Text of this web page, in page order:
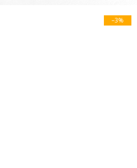
–3%